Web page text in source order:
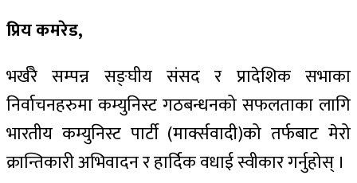
प्रिय कमरेड,
भर्खरै सम्पन्न सङ्घीय संसद र प्रादेशिक सभाका
निर्वाचनहरुमा कम्युनिस्ट गठबन्धनको सफलताका लागि
भारतीय कम्युनिस्ट पार्टी (मार्क्सवादी)को तर्फबाट मेरो
क्रान्तिकारी अभिवादन र हार्दिक वधाई स्वीकार गर्नुहोस् ।